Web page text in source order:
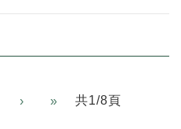
› » Next共1/8頁